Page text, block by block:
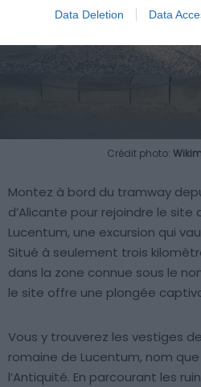
Data Deletion Data
Crédit photo:
Montez à bord du tramway
d’Alicante pour rejoindre le site
Lucentum, une excursion qui
Situé à seulement trois
dans la zone connue sous le
le site offre une plongée
Vous y trouverez les vestiges
romaine de Lucentum, nom
l’Antiquité. En parcourant les